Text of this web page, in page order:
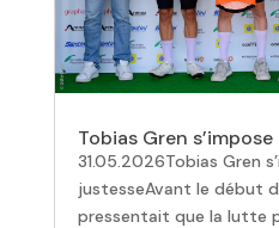
Tobias Gren
31.05.2026Tobias Gren
justesseAvant le début
pressentait que la lutte